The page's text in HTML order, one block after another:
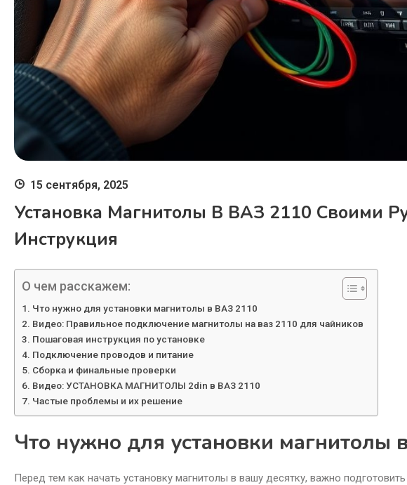
15 сентября, 2025
Установка Магнитолы В ВАЗ 2110 Своими
Инструкция
О чем расскажем:
Что нужно для установки магнитолы в ВАЗ 2110
Видео: Правильное подключение магнитолы на ваз 2110 для чайников
Пошаговая инструкция по установке
Подключение проводов и питание
Сборка и финальные проверки
Видео: УСТАНОВКА МАГНИТОЛЫ 2din в ВАЗ 2110
Частые проблемы и их решение
Что нужно для установки магнитолы
Перед тем как начать установку магнитолы в вашу десятку, важно